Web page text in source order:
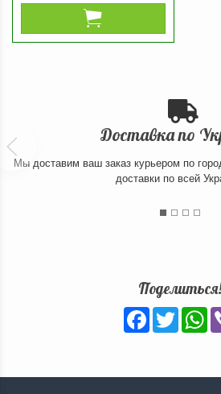
Доставка по
Мы доставим ваш заказ курьером по
доставки по всей
Поделиться!
Facebook
Twitter